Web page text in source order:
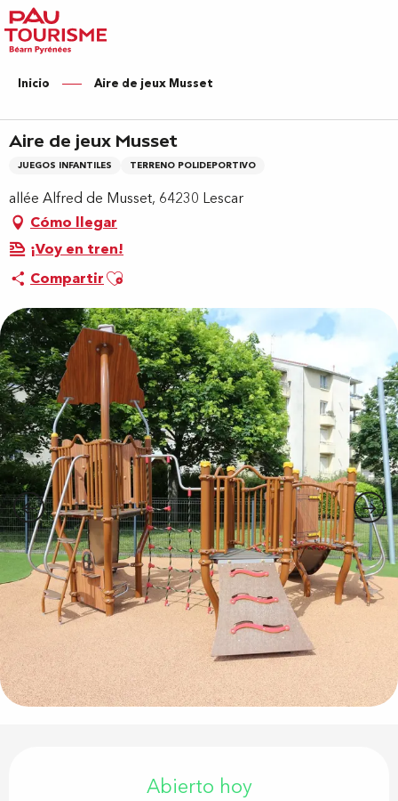
Aller
au
contenu
principal
Inicio Aire de jeux Musset
Aire de jeux Musset
JUEGOS INFANTILES TERRENO POLIDEPORTIVO
allée Alfred de Musset, 64230 Lescar
Cómo llegar
¡Voy en tren!
CompartirAjouter aux favoris
Abierto hoy